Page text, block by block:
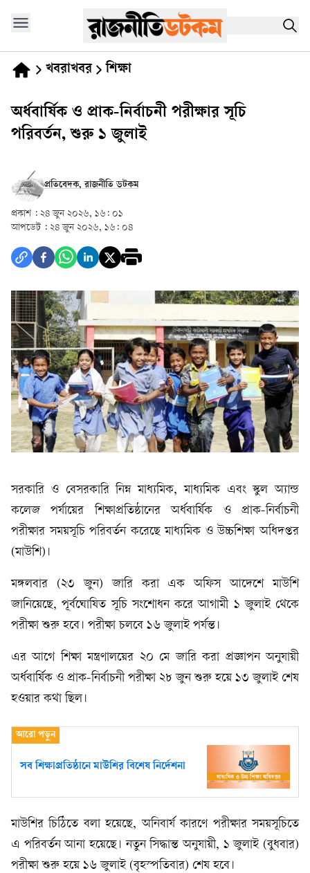
খবরাখবর শিক্ষা
অর্ধবার্ষিক ও প্রাক-নির্বাচনী পরীক্ষার সূচি
পরিবর্তন, শুরু ১ জুলাই
প্রতিবেদক, রাজনীতি ডটকম
প্রকাশ : ২৪ জুন ২০২৬, ১৬: ০১
আপডেট : ২৪ জুন ২০২৬, ১৬: ০৪
সরকারি ও বেসরকারি নিম্ন মাধ্যমিক, মাধ্যমিক এবং স্কুল অ্যান্ড
কলেজ পর্যায়ের শিক্ষাপ্রতিষ্ঠানের অর্ধবার্ষিক ও প্রাক-নির্বাচনী
পরীক্ষার সময়সূচি পরিবর্তন করেছে মাধ্যমিক ও উচ্চশিক্ষা অধিদপ্তর
(মাউশি)।
মঙ্গলবার (২৩ জুন) জারি করা এক অফিস আদেশে মাউশি
জানিয়েছে, পূর্বঘোষিত সূচি সংশোধন করে আগামী ১ জুলাই থেকে
পরীক্ষা শুরু হবে। পরীক্ষা চলবে ১৬ জুলাই পর্যন্ত।
এর আগে শিক্ষা মন্ত্রণালয়ের ২০ মে জারি করা প্রজ্ঞাপন অনুযায়ী
অর্ধবার্ষিক ও প্রাক-নির্বাচনী পরীক্ষা ২৮ জুন শুরু হয়ে ১৩ জুলাই শেষ
হওয়ার কথা ছিল।
সব শিক্ষাপ্রতিষ্ঠানে মাউশির বিশেষ নির্দেশনা
মাউশির চিঠিতে বলা হয়েছে, অনিবার্য কারণে পরীক্ষার সময়সূচিতে
এ পরিবর্তন আনা হয়েছে। নতুন সিদ্ধান্ত অনুযায়ী, ১ জুলাই (বুধবার)
পরীক্ষা শুরু হয়ে ১৬ জুলাই (বৃহস্পতিবার) শেষ হবে।